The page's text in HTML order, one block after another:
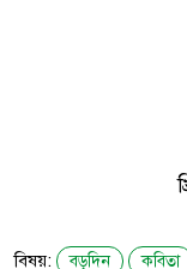
বিষয়: বড়দিন কবিতা